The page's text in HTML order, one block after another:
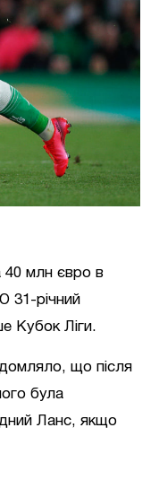
40 млн євро в
31-річний
Кубок Ліги.
що після
була
Ланс, якщо